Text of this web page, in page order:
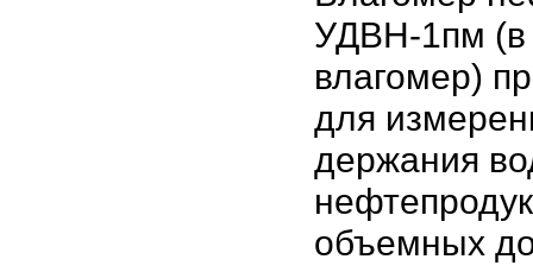
УДВН-1пм
влагомер)
для
держания
объемных